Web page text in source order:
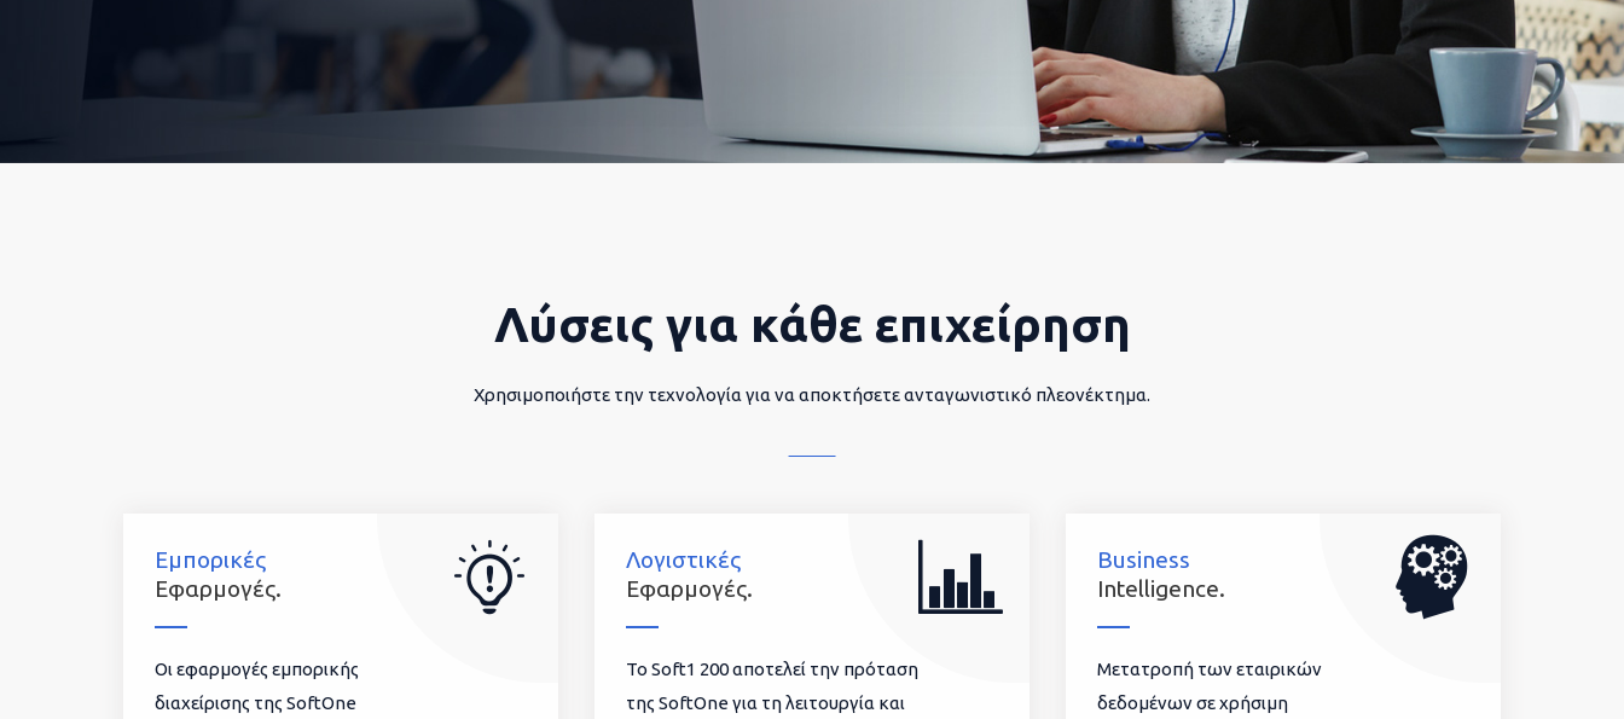
Λύσεις για κάθε επιχείρηση
Χρησιμοποιήστε την τεχνολογία για να αποκτήσετε ανταγωνιστικό πλεονέκτημα.
Εμπορικές
Εφαρμογές.
Οι εφαρμογές εμπορικής
διαχείρισης της SoftOne
Λογιστικές
Εφαρμογές.
To Soft1 200 αποτελεί την πρόταση
της SoftOne για τη λειτουργία και
Business
Intelligence.
Μετατροπή των εταιρικών
δεδομένων σε χρήσιμη